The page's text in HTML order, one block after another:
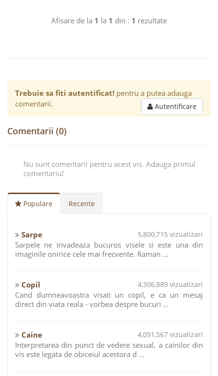
Afisare de la 1 la 1 din : 1 rezultate
Trebuie sa fiti autentificat! pentru a putea adauga
comentarii.
Autentificare
Comentarii (0)
Nu sunt comentarii pentru acest vis. Adauga primul
comentariu!
Populare Recente
Sarpe 5,800,715 vizualizari
Sarpele ne invadeaza bucuros visele si este una din
imaginile onirice cele mai frecvente. Raman ...
Copil 4,306,889 vizualizari
Cand dumneavoastra visati un copil, e ca un mesaj
direct din viata reala - vorbea despre bucuri ...
Caine 4,091,567 vizualizari
Interpretarea din punct de vedere sexual, a cainilor din
vis este legata de obiceiul acestora d ...